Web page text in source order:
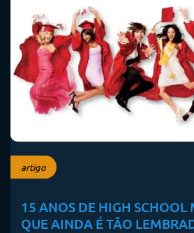
artigo
15 ANOS DE HIGH SCHOOL
QUE AINDA É TÃO